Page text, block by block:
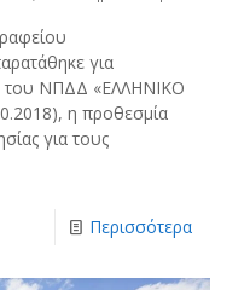
για
του ΝΠΔΔ «ΕΛΛΗΝΙΚΟ
η προθεσμία
για τους
Περισσότερα